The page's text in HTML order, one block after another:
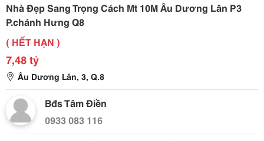
Nhà Đẹp Sang Trọng Cách Mt 10M Âu Dương Lân P3
P.chánh Hưng Q8
( HẾT HẠN )
7,48 tỷ
Âu Dương Lân, 3, Q.8
Bđs Tâm Điền
0933 083 116